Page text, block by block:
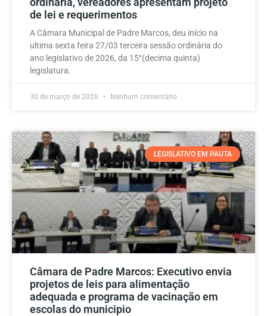
de lei e requerimentos
A Câmara Municipal de Padre Marcos, deu início na
ultima sexta feira 27/03 terceira sessão ordinária do
ano legislativo de 2026, da 15°(decima quinta)
legislatura.
30 de março de 2026 Nenhum comentário
LEGISLATIVO EM PAUTA
Câmara de Padre Marcos: Executivo envia
projetos de leis para alimentação
adequada e programa de vacinação em
escolas do municipio